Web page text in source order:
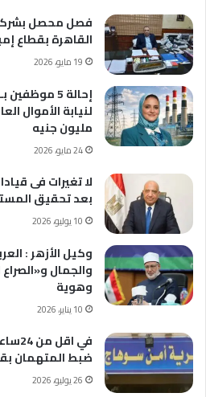
فصل محصل
القاهرة بقطاع
19 مايو، 2026
إحالة 5
مليون جنيه
24 مايو، 2026
لا تغيرات فى
بعد تحقيق
10 يوليو، 2026
وكيل الأزهر :
والجمال
وهوية
10 يناير، 2026
في
ضبط المتهمان
26 يوليو، 2026